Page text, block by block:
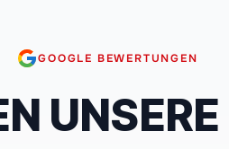
GOOGLE BEWERTUNGEN
UNSERE